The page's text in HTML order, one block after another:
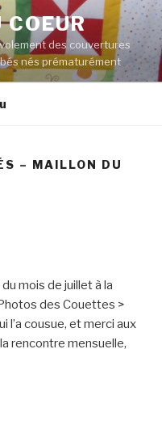
COEUR
des couvertures
nés prématurément
– MAILLON DU
mois de juillet à la
des Couettes >
l’a cousue, et merci aux
rencontre mensuelle,